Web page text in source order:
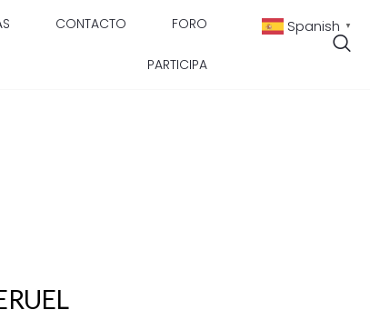
CONTACTO FORO
PARTICIPA
Spanish ▼